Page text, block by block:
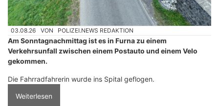
03.08.26 VON POLIZEI.NEWS REDAKTION
Am Sonntagnachmittag ist es in Furna zu einem
Verkehrsunfall zwischen einem Postauto und einem Velo
gekommen.
Die Fahrradfahrerin wurde ins Spital geflogen.
Weiterlesen